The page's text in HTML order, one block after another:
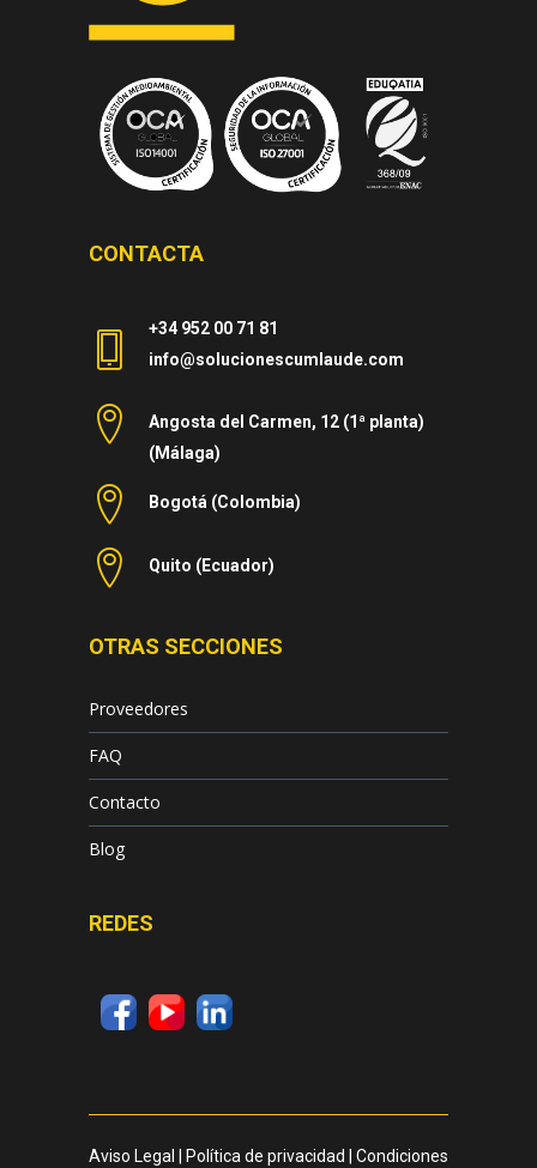
CONTACTA
+34 952 00 71 81
info@solucionescumlaude.com
Angosta del Carmen, 12 (1ª planta)
(Málaga)
Bogotá (Colombia)
Quito (Ecuador)
OTRAS SECCIONES
Proveedores
FAQ
Contacto
Blog
REDES
Aviso Legal Política de privacidad Condiciones